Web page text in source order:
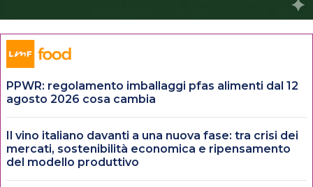
PPWR: regolamento imballaggi pfas alimenti dal 12
agosto 2026 cosa cambia
Il vino italiano davanti a una nuova fase: tra crisi dei
mercati, sostenibilità economica e ripensamento
del modello produttivo